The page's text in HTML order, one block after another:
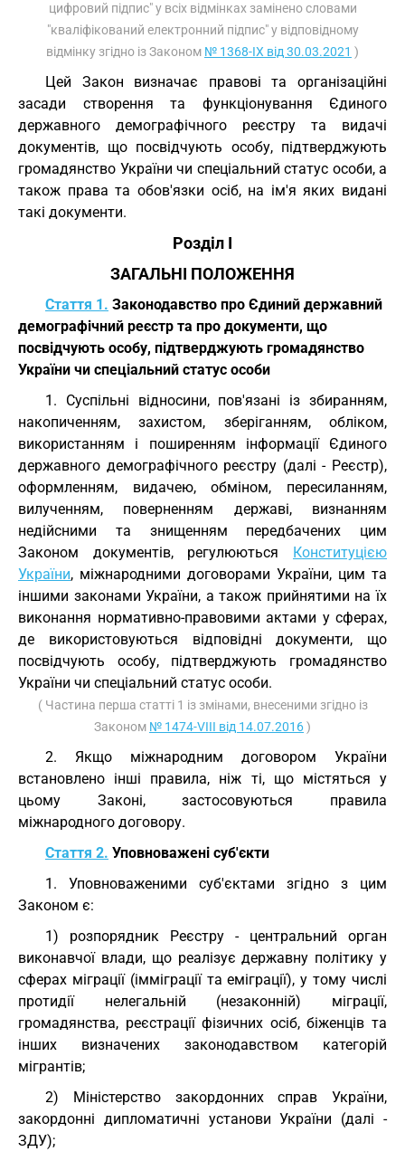
цифровий підпис" у всіх відмінках замінено словами
"кваліфікований електронний підпис" у відповідному
відмінку згідно із Законом № 1368-IX від 30.03.2021 )
Цей Закон визначає правові та організаційні
засади створення та функціонування Єдиного
державного демографічного реєстру та видачі
документів, що посвідчують особу, підтверджують
громадянство України чи спеціальний статус особи, а
також права та обов'язки осіб, на ім'я яких видані
такі документи.
Розділ I
ЗАГАЛЬНІ ПОЛОЖЕННЯ
Стаття 1. Законодавство про Єдиний державний
демографічний реєстр та про документи, що
посвідчують особу, підтверджують громадянство
України чи спеціальний статус особи
1. Суспільні відносини, пов'язані із збиранням,
накопиченням, захистом, зберіганням, обліком,
використанням і поширенням інформації Єдиного
державного демографічного реєстру (далі - Реєстр),
оформленням, видачею, обміном, пересиланням,
вилученням, поверненням державі, визнанням
недійсними та знищенням передбачених цим
Законом документів, регулюються Конституцією
України, міжнародними договорами України, цим та
іншими законами України, а також прийнятими на їх
виконання нормативно-правовими актами у сферах,
де використовуються відповідні документи, що
посвідчують особу, підтверджують громадянство
України чи спеціальний статус особи.
( Частина перша статті 1 із змінами, внесеними згідно із
Законом № 1474-VIII від 14.07.2016)
2. Якщо міжнародним договором України
встановлено інші правила, ніж ті, що містяться у
цьому Законі, застосовуються правила
міжнародного договору.
Стаття 2. Уповноважені суб'єкти
1. Уповноваженими суб'єктами згідно з цим
Законом є:
1) розпорядник Реєстру - центральний орган
виконавчої влади, що реалізує державну політику у
сферах міграції (імміграції та еміграції), у тому числі
протидії нелегальній (незаконній) міграції,
громадянства, реєстрації фізичних осіб, біженців та
інших визначених законодавством категорій
мігрантів;
2) Міністерство закордонних справ України,
закордонні дипломатичні установи України (далі -
ЗДУ);